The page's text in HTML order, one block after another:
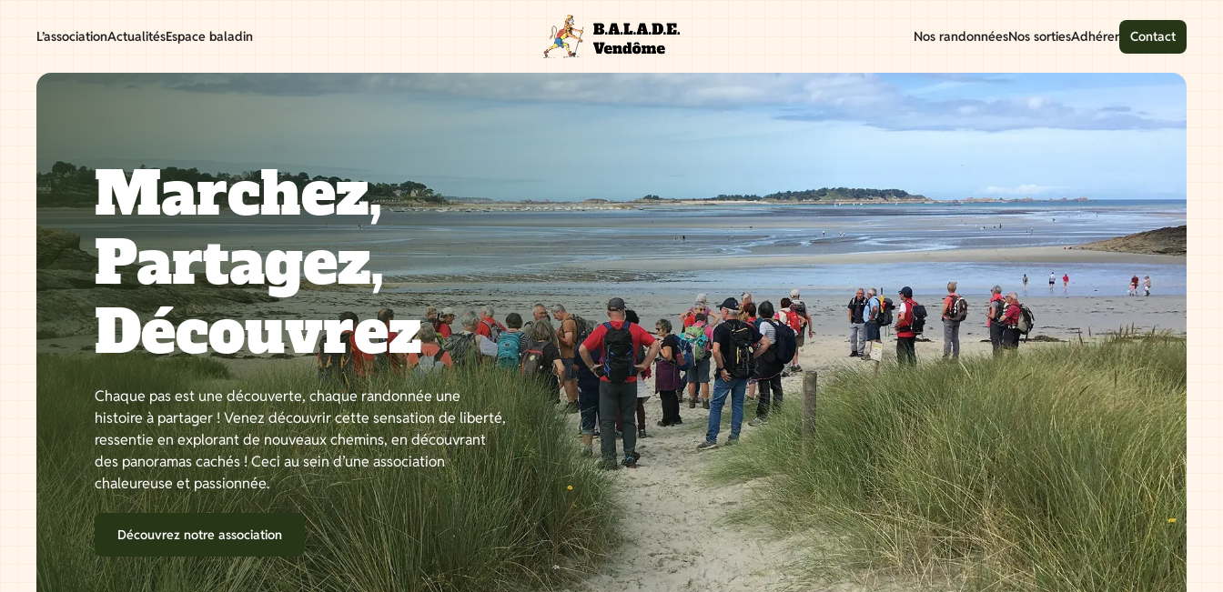
L’associationActualitésEspace baladin Nos randonnéesNos sortiesAdhérer Contact
Marchez,
Partagez,
Découvrez
Chaque pas est une découverte, chaque randonnée une
histoire à partager ! Venez découvrir cette sensation de liberté,
ressentie en explorant de nouveaux chemins, en découvrant
des panoramas cachés ! Ceci au sein d’une association
chaleureuse et passionnée.
Découvrez notre association